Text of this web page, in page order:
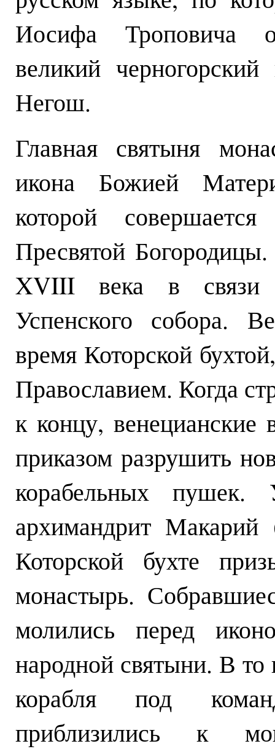
Иосифа Троповича
великий
Негош.
Главная святыня
икона Божией
которой
Пресвятой
XVIII века в связи
Успенского собора.
время Которской
Православием. Когда
к концу, венецианские
приказом разрушить
корабельных пушек.
архимандрит
Которской бухте
монастырь.
молились перед
народной святыни. В то
корабля под
приблизились к